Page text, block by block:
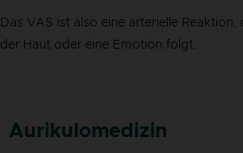
Das VAS ist also eine arterielle
der Haut oder eine Emotion folgt.
Aurikulomedizin